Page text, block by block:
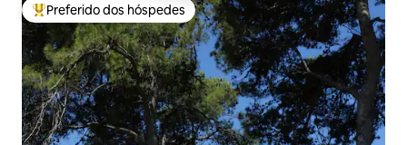
Entre os melhores preferidos dos hóspedes
Preferido dos hóspedes